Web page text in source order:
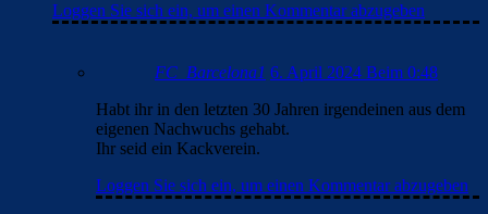
Loggen Sie sich ein, um einen Kommentar abzugeben
FC_Barcelona1 6. April 2024 Beim 0:48
Habt ihr in den letzten 30 Jahren irgendeinen aus dem
eigenen Nachwuchs gehabt.
Ihr seid ein Kackverein.
Loggen Sie sich ein, um einen Kommentar abzugeben